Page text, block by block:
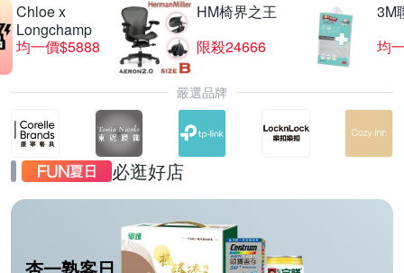
Chloe x
Longchamp
均一價$5888
HM椅界之王
限殺24666
3M
均
嚴選品牌
必逛好店